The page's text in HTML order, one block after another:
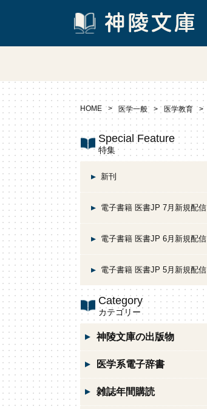
HOME 医学一般 医学教育
Special Feature
特集
新刊
電子書籍 医書JP 7月新規配信
電子書籍 医書JP 6月新規配信
電子書籍 医書JP 5月新規配信
Category
カテゴリー
神陵文庫の出版物
医学系電子辞書
雑誌年間購読